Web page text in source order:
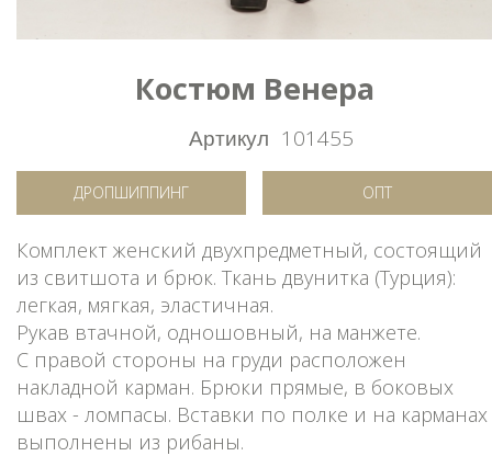
Костюм Венера
Артикул 101455
ДРОПШИППИНГ ОПТ
Комплект женский двухпредметный, состоящий
из свитшота и брюк. Ткань двунитка (Турция):
легкая, мягкая, эластичная.
Рукав втачной, одношовный, на манжете.
С правой стороны на груди расположен
накладной карман. Брюки прямые, в боковых
швах - ломпасы. Вставки по полке и на карманах
выполнены из рибаны.